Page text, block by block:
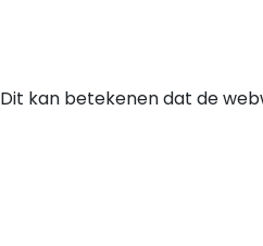
kan betekenen dat de